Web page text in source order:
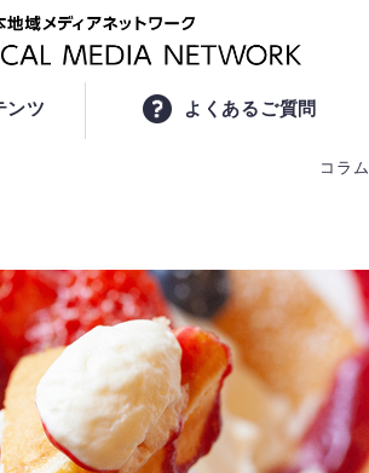
ンツ よくあるご質問
コラム